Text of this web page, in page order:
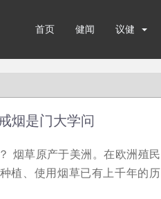
首页 健闻 议健
烟是门大学问
烟草原产于美洲。在欧洲殖民
植、使用烟草已有上千年的历